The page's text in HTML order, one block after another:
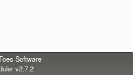
Software
v2.7.2